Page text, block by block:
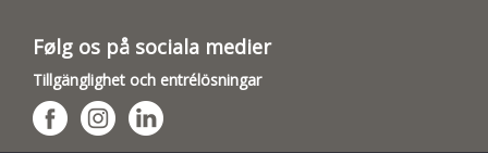
Følg os på sociala medier
Tillgänglighet och entrélösningar